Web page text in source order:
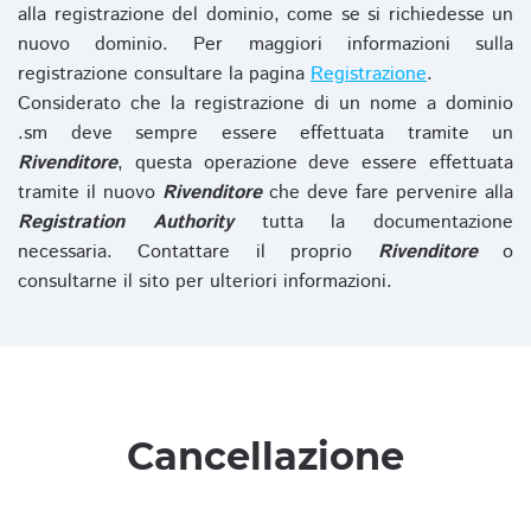
alla registrazione del dominio, come se si richiedesse un
nuovo dominio. Per maggiori informazioni sulla
registrazione consultare la pagina Registrazione.
Considerato che la registrazione di un nome a dominio
.sm deve sempre essere effettuata tramite un
Rivenditore, questa operazione deve essere effettuata
tramite il nuovo Rivenditoreche deve fare pervenire alla
Registration Authoritytutta la documentazione
necessaria. Contattare il proprio Rivenditoreo
consultarne il sito per ulteriori informazioni.
Cancellazione